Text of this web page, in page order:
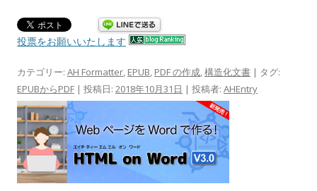
投票をお願いいたします
カテゴリー: AH Formatter, EPUB, PDF の作成,構造化文書 | タグ:
EPUBからPDF | 投稿日: 2018年10月31日 | 投稿者: AHEntry